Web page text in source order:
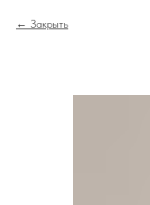
Закрыть